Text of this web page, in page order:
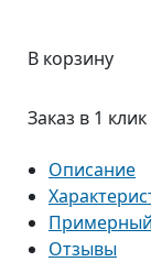
В корзину
Заказ в 1 клик
Описание
Отзывы